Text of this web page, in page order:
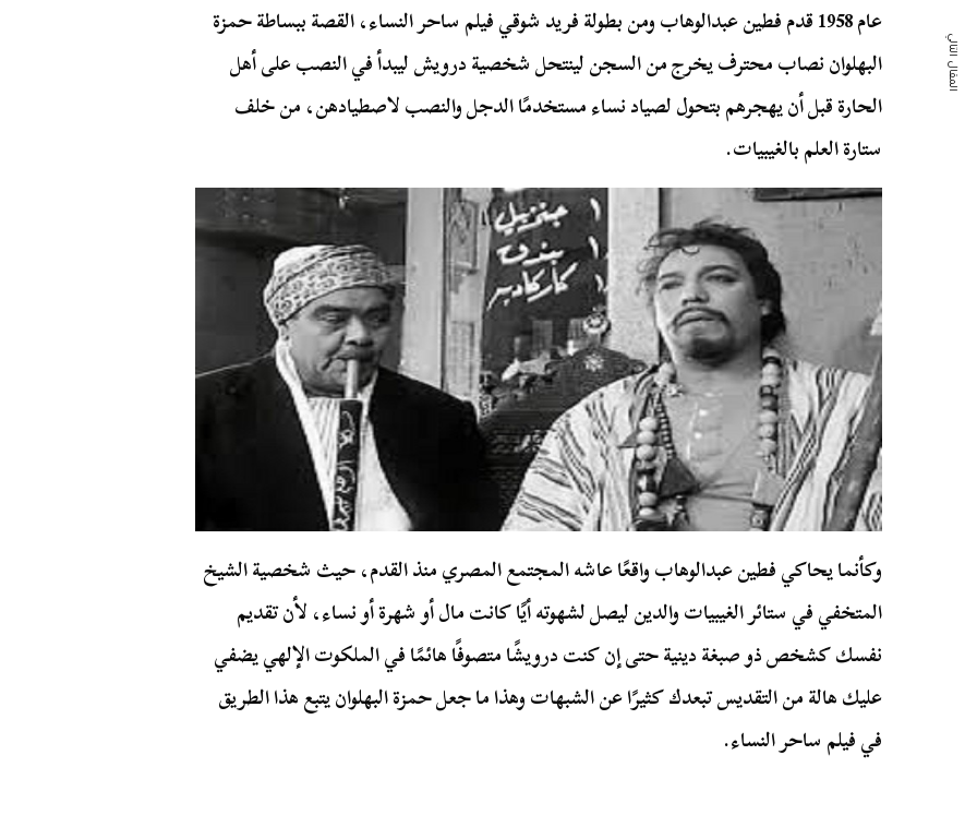
عام 1958 قدم فطين عبدالوهاب ومن بطولة فريد شوقي فيلم ساحر النساء، القصة ببساطة حمزة
البهلوان نصاب محترف يخرج من السجن لينتحل شخصية درويش ليبدأ في النصب على أهل
الحارة قبل أن يهجرهم بتحول لصياد نساء مستخدمًا الدجل والنصب لاصطيادهن، من خلف
ستارة العلم بالغيبيات.
وكأنما يحاكي فطين عبدالوهاب واقعًا عاشه المجتمع المصري منذ القدم، حيث شخصية الشيخ
المتخفي في ستائر الغيبيات والدين ليصل لشهوته أيًا كانت مال أو شهرة أو نساء، لأن تقديم
نفسك كشخص ذو صبغة دينية حتى إن كنت درويشًا متصوفًا هائمًا في الملكوت الإلهي يضفي
عليك هالة من التقديس تبعدك كثيرًا عن الشبهات وهذا ما جعل حمزة البهلوان يتبع هذا الطريق
في فيلم ساحر النساء.
المقال التالي